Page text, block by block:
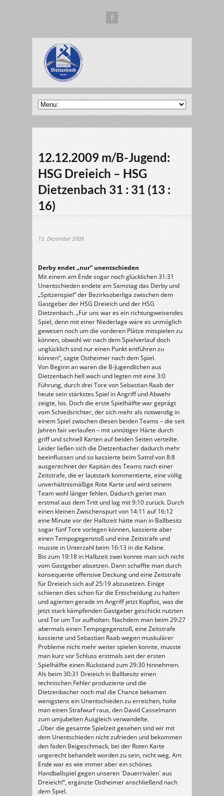
12.12.2009 m/B-Jugend:
HSG Dreieich – HSG
Dietzenbach 31 : 31 (13 :
16)
13. Dezember 2009
Derby endet „nur“ unentschieden
Mit einem am Ende sogar noch glücklichen 31:31
Unentschieden endete am Samstag das Derby und
„Spitzenspiel“ der Bezirksoberliga zwischen dem
Gastgeber der HSG Dreieich und der HSG
Dietzenbach. „Für uns war es ein richtungweisendes
Spiel, denn mit einer Niederlage wäre es unmöglich
gewesen noch um die vorderen Plätze mitspielen zu
können, obwohl wir nach dem Spielverlauf doch
unglücklich sind nur einen Punkt entführen zu
können“, sagte Ostheimer nach dem Spiel.
Von Beginn an waren die B-Jugendlichen aus
Dietzenbach hell wach und legten mit eine 3:0
Führung, durch drei Tore von Sebastian Raab der
heute sein stärkstes Spiel in Angriff und Abwehr
zeigte, los. Doch die erste Spielhälfte war geprägt
vom Schiedsrichter, der sich mehr als notwendig in
einem Spiel zwischen diesen beiden Teams – die seit
Jahren fair verlaufen – mit unnötiger Härte durch
griff und schnell Karten auf beiden Seiten verteilte.
Leider ließen sich die Dietzenbacher dadurch mehr
beeinflussen und so kassierte beim Satnd von 8:8
ausgerechnet der Kapitän des Teams nach einer
Zeitstrafe, die er lautstark kommentierte, eine völlig
unverhältnismäßige Rote Karte und wird seinem
Team wohl länger fehlen. Dadurch geriet man
erstmal aus dem Tritt und lag mit 9:10 zurück. Durch
einen kleinen Zwischenspurt von 14:11 auf 16:12
eine Minute vor der Halbzeit hätte man in Ballbesitz
sogar fünf Tore vorlegen können, kassierte aber
einen Tempogegenstoß und eine Zeitstrafe und
musste in Unterzahl beim 16:13 in die Kabine.
Bis zum 19:18 in Halbzeit zwei konnte man sich nicht
vom Gastgeber absetzen. Dann schaffte man durch
konsequente offensive Deckung und eine Zeitstrafe
für Dreieich sich auf 25:19 abzusetzen. Einige
schienen dies schon für die Entscheidung zu halten
und agierten gerade im Angriff jetzt Kopflos, was die
jetzt stark kämpfenden Gastgeber geschickt nutzten
und Tor um Tor aufholten. Nachdem man beim 29:27
abermals einen Tempogegenstoß, eine Zeitstrafe
kassierte und Sebastian Raab wegen muskulärer
Probleme nicht mehr weiter spielen konnte, musste
man kurz vor Schluss erstmals seit der ersten
Spielhälfte einen Rückstand zum 29:30 hinnehmen.
Als beim 30:31 Dreieich in Ballbesitz einen
technischen Fehler produzierte und die
Dietzenbacher noch mal die Chance bekamen
wenigstens ein Unentschieden zu erreichen, holte
man einen Strafwurf raus, den David Casselmann
zum umjubelten Ausgleich verwandelte.
„Über die gesamte Spielzeit gesehen sind wir mit
dem Unentschieden nicht zufrieden und bekommen
den faden Beigeschmack, bei der Roten Karte
ungerecht behandelt worden zu sein, nicht weg. Am
Ende war es wie immer aber ein schönes
Handballspiel gegen unseren `Dauerrivalen´ aus
Dreieich!“, ergänzte Ostheimer anschließend nach
dem Spiel.